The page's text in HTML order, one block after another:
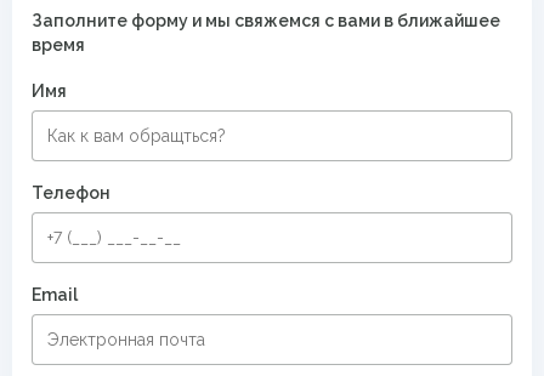
Заполните форму и мы свяжемся с вами в ближайшее
время
Имя
Телефон
Email